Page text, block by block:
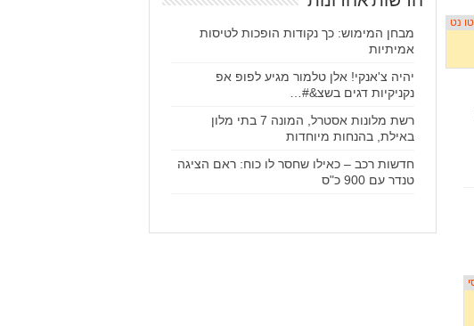
מבחן המימוש: כך נקודות הופכות לטיסות
אמיתיות
יהיה צ'אנקי! אלן טלמור מגיע לפופ אפ
נקניקיות דגים בשצ&#…
רשת מלונות אסטרל, המונה 7 בתי מלון
באילת, בהנחות מיוחדות
חדשות רכב – כאילו שחסר לו כוח: ראם הציגה
טנדר עם 900 כ"ס